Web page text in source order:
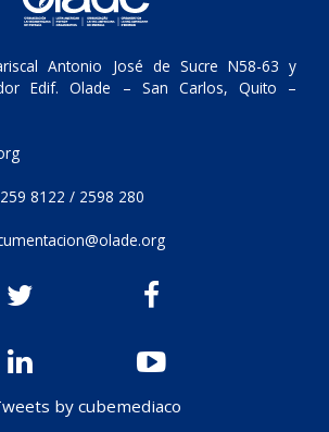
Antonio José de Sucre N58-63 y
Edif. Olade – San Carlos, Quito –
8122 / 2598 280
by cubemediaco